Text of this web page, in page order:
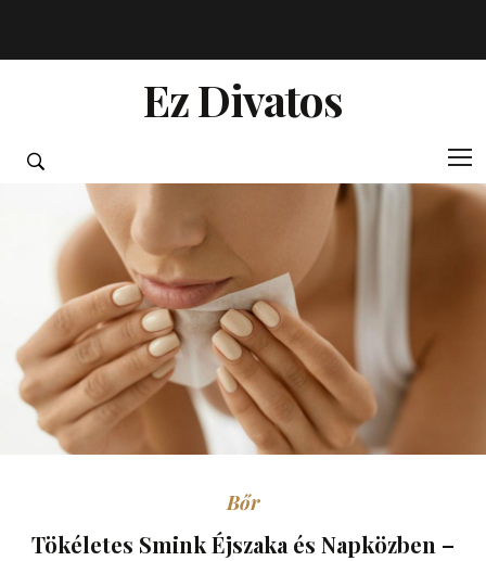
Ez Divatos
Bőr
Tökéletes Smink Éjszaka és Napközben –